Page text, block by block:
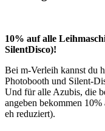
10% auf alle
SilentDisco)!
Bei m-Verleih kannst du
Photobooth und Silent-
Und für alle Azubis, die
angeben bekommen
eh reduziert).